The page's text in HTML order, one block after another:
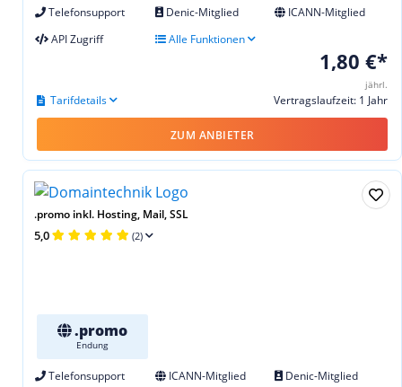
Telefonsupport Denic-Mitglied
ICANN-Mitglied
API Zugriff
Alle Funktionen
1,80 €*
jährl.
Vertragslaufzeit: 1 Jahr
Tarifdetails
ZUM ANBIETER
.promo inkl. Hosting, Mail, SSL
5,0 (2)
.promo
Endung
Telefonsupport ICANN-Mitglied
Denic-Mitglied